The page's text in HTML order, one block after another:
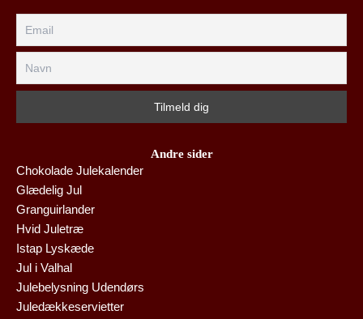
Andre sider
Chokolade Julekalender
Glædelig Jul
Granguirlander
Hvid Juletræ
Istap Lyskæde
Jul i Valhal
Julebelysning Udendørs
Juledækkeservietter